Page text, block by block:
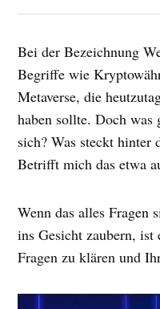
Bei der Bezeichnung
Begriffe wie
Metaverse, die
haben sollte. Doch was
sich? Was steckt hinter
Betrifft mich das etwa
Wenn das alles Fragen
ins Gesicht zaubern, ist
Fragen zu klären und